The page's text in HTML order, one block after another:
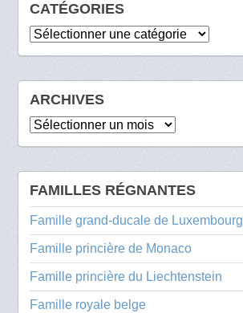
CATÉGORIES
Catégories
ARCHIVES
Archives
FAMILLES RÉGNANTES
Famille grand-ducale de Luxembourg
Famille princière de Monaco
Famille princière du Liechtenstein
Famille royale belge